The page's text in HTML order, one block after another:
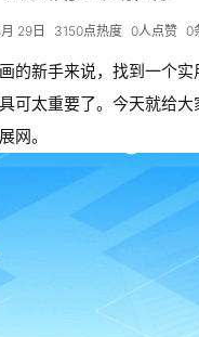
29日 3150点热度 0人点赞 0
的新手来说，找到一个实
可太重要了。今天就给
网。